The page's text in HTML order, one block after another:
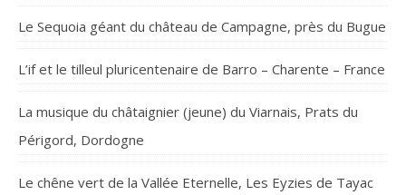
Le Sequoia géant du château de Campagne, près du Bugue
L’if et le tilleul pluricentenaire de Barro – Charente – France
La musique du châtaignier (jeune) du Viarnais, Prats du
Périgord, Dordogne
Le chêne vert de la Vallée Eternelle, Les Eyzies de Tayac